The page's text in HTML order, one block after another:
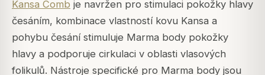
Kansa Comb je navržen pro stimulaci pokožky hlavy
česáním, kombinace vlastností kovu Kansa a
pohybu česání stimuluje Marma body pokožky
hlavy a podporuje cirkulaci v oblasti vlasových
folikulů. Nástroje specifické pro Marma body jsou